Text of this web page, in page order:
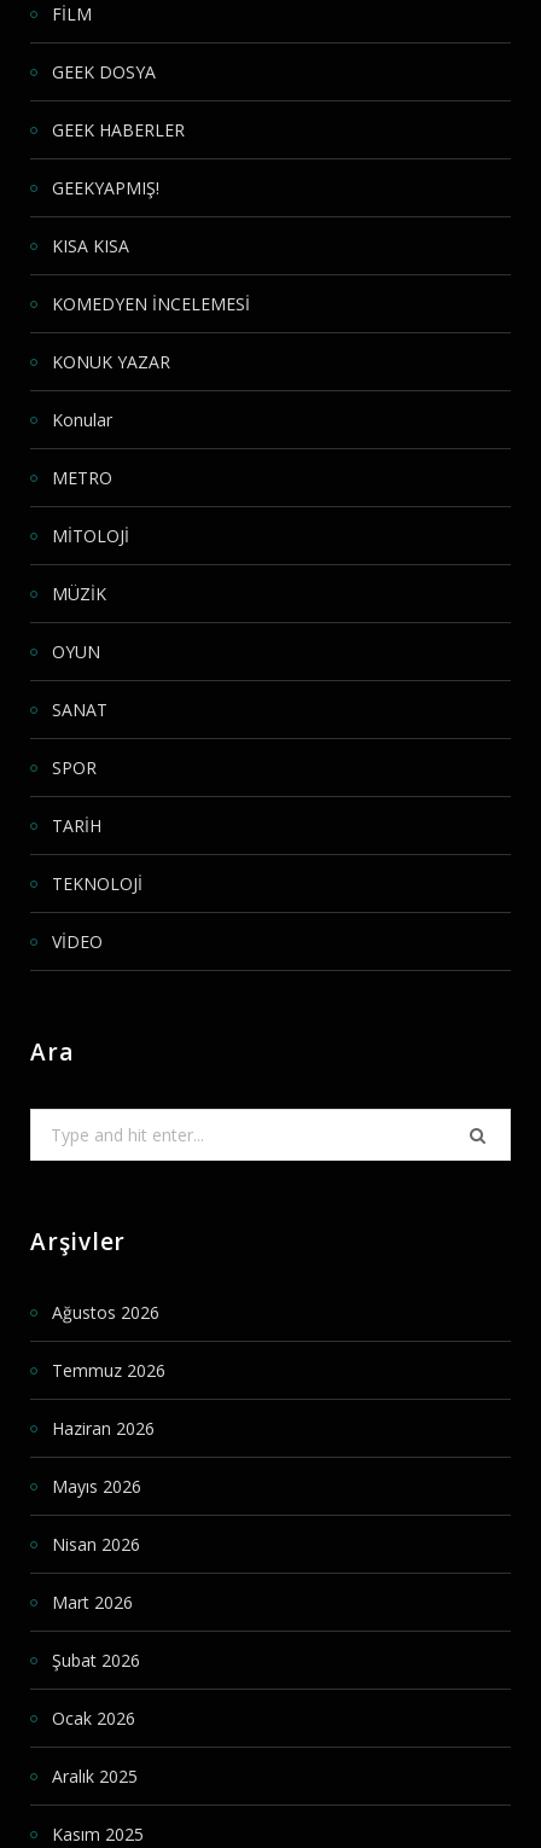
FİLM
GEEK DOSYA
GEEK HABERLER
GEEKYAPMIŞ!
KISA KISA
KOMEDYEN İNCELEMESİ
KONUK YAZAR
Konular
METRO
MİTOLOJİ
MÜZİK
OYUN
SANAT
SPOR
TARİH
TEKNOLOJİ
VİDEO
Ara
for:
Arşivler
Ağustos 2026
Temmuz 2026
Haziran 2026
Mayıs 2026
Nisan 2026
Mart 2026
Şubat 2026
Ocak 2026
Aralık 2025
Kasım 2025